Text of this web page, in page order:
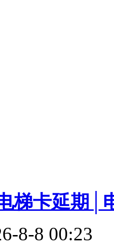
梯卡延期│
8-8 00:23